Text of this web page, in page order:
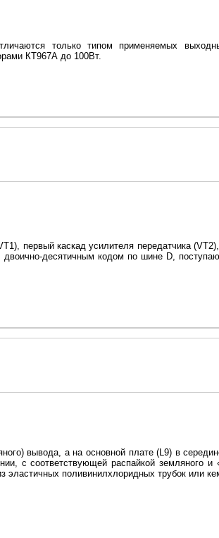
только типом применяемых
КТ967А до 100Вт.
первый каскад усилителя передатчика
десятичным кодом по шине D,
вывода, а на основной плате (L9) в
с соответствующей распайкой земляного и
поливинилхлоридных трубок или